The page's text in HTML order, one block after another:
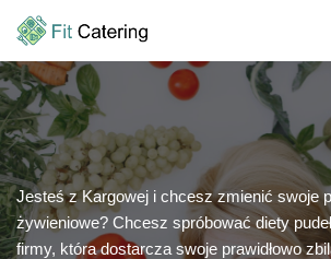
Przejdź
do
treści
Jesteś z Kargowej i chcesz zmienić swoje
żywieniowe? Chcesz spróbować diety
firmy, która dostarcza swoje prawidłowo